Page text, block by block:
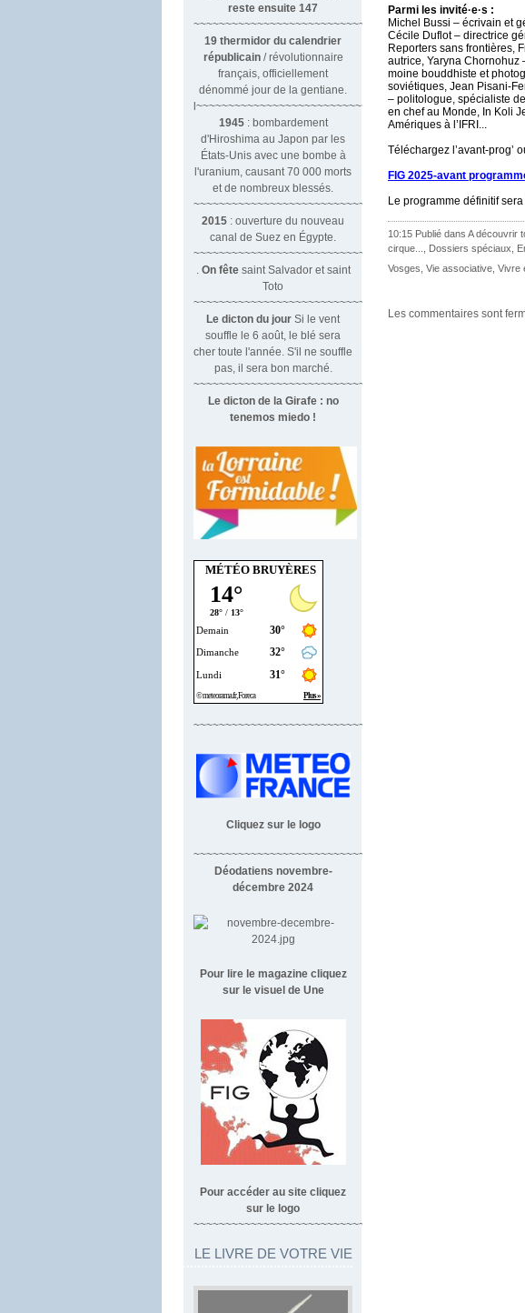
reste ensuite 147
~~~~~~~~~~~~~~~~~~~~~~~~~~~~~~~~
19 thermidor du calendrier
républicain/ révolutionnaire
français, officiellement
dénommé jour de la gentiane.
l~~~~~~~~~~~~~~~~~~~~~~~~~~~
1945 : bombardement
d'Hiroshima au Japon par les
États-Unis avec une bombe à
l'uranium, causant 70 000 morts
et de nombreux blessés.
~~~~~~~~~~~~~~~~~~~~~~~~~~~~~~~
2015 : ouverture du nouveau
canal de Suez en Égypte.
~~~~~~~~~~~~~~~~~~~~~~~~~~~~~~~~~~~~
On fête saint Salvador et saint
Toto
~~~~~~~~~~~~~~~~~~~~~~~~~~~~~~
Le dicton du jour Si le vent
souffle le 6 août, le blé sera
cher toute l'année. S'il ne souffle
pas, il sera bon marché.
~~~~~~~~~~~~~~~~~~~~~~~~~~~~~~~
Le dicton de la Girafe : no
tenemos miedo !
MÉTÉO BRUYÈRES
~~~~~~~~~~~~~~~~~~~~~~~~~~~~
Cliquez sur le logo
~~~~~~~~~~~~~~~~~~~~~~~~~~~~~~~~~~~~
Déodatiens novembre-
décembre 2024
Pour lire le magazine cliquez
sur le visuel de Une
Pour accéder au site cliquez
sur le logo
~~~~~~~~~~~~~~~~~~~~~~~~~~~~~~~~~
LE LIVRE DE VOTRE VIE
Parmi les invité·e·s :
Michel Bussi – écrivain et
Cécile Duflot – directrice
Reporters sans frontières,
autrice, Yaryna Chornohuz
moine bouddhiste et
soviétiques, Jean Pisani-
– politologue, spécialiste
en chef au Monde, In Koli
Amériques à l’IFRI...
Téléchargez l’avant-prog’
FIG 2025-avant
Le programme définitif
10:15 Publié dans A découvrir
cirque...
Dossiers spéciaux
Vosges Vie associative Vivre
Les commentaires sont